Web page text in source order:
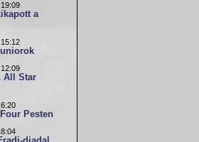
a
All Star
Pesten